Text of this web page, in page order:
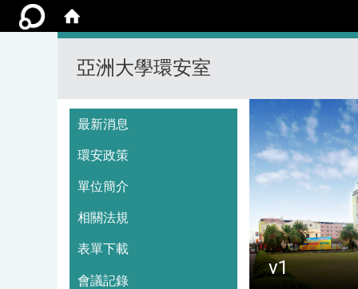
亞洲大學環安室
v1
最新消息
環安政策
單位簡介
相關法規
表單下載
會議記錄